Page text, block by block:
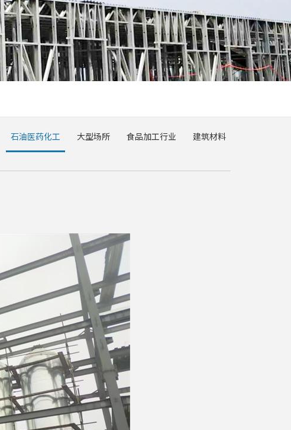
石油医药化工 大型场所 食品加工行业 建筑材料